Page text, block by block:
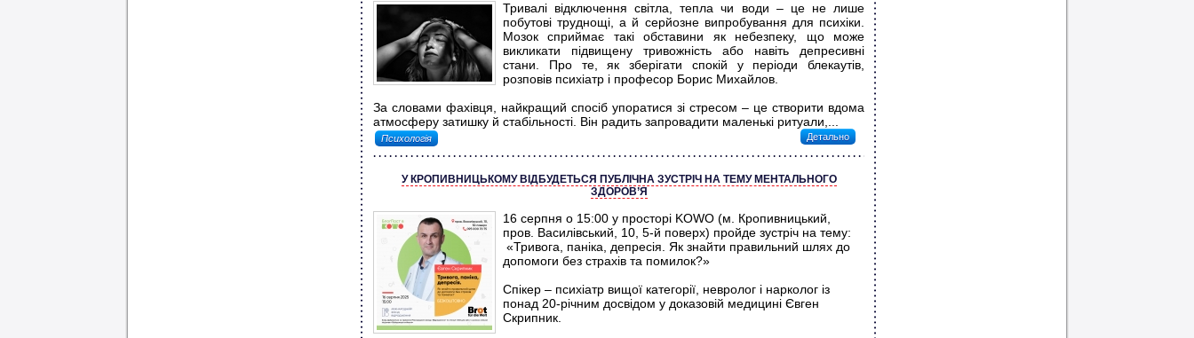
Тривалі відключення світла, тепла чи води – це не лише
побутові труднощі, а й серйозне випробування для психіки.
Мозок сприймає такі обставини як небезпеку, що може
викликати підвищену тривожність або навіть депресивні
стани. Про те, як зберігати спокій у періоди блекаутів,
розповів психіатр і професор Борис Михайлов.
За словами фахівця, найкращий спосіб упоратися зі стресом – це створити вдома
атмосферу затишку й стабільності. Він радить запровадити маленькі ритуали,...
Психологія Детально
У КРОПИВНИЦЬКОМУ ВІДБУДЕТЬСЯ ПУБЛІЧНА ЗУСТРІЧ НА ТЕМУ МЕНТАЛЬНОГО
ЗДОРОВ’Я
16 серпня о 15:00 у просторі KOWO (м. Кропивницький,
пров. Василівський, 10, 5-й поверх) пройде зустріч на тему:
«Тривога, паніка, депресія. Як знайти правильний шлях до
допомоги без страхів та помилок?»
Спікер – психіатр вищої категорії, невролог і нарколог із
понад 20-річним досвідом у доказовій медицині Євген
Скрипник.